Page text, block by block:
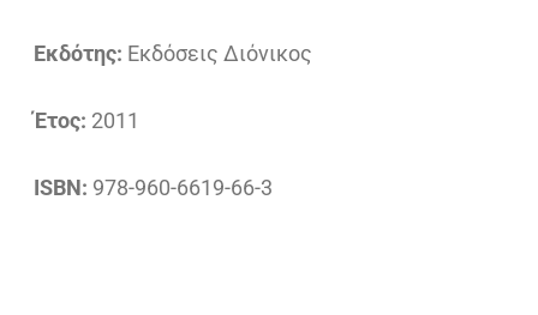
Εκδότης: Εκδόσεις Διόνικος
Έτος: 2011
ISBN: 978-960-6619-66-3